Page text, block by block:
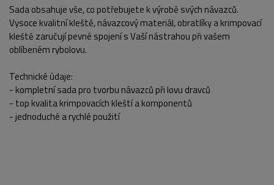
Sada obsahuje vše, co potřebujete k výrobě svých návazců.
Vysoce kvalitní kleště, návazcový materiál, obratlíky a krimpovací
kleště zaručují pevné spojení s Vaší nástrahou při vašem
oblíbeném rybolovu.
Technické údaje:
- kompletní sada pro tvorbu návazců při lovu dravců
- top kvalita krimpovacích kleští a komponentů
- jednoduché a rychlé použití